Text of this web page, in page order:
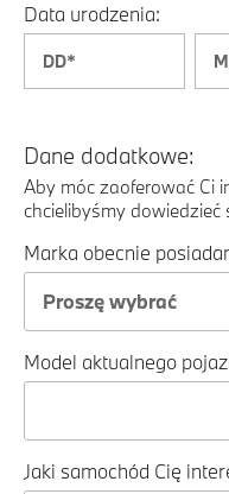
Data urodzenia:
Dane dodatkowe:
Aby móc zaoferować Ci
chcielibyśmy dowiedzieć
Marka obecnie
Proszę wybrać
Model aktualnego
Jaki samochód Cię